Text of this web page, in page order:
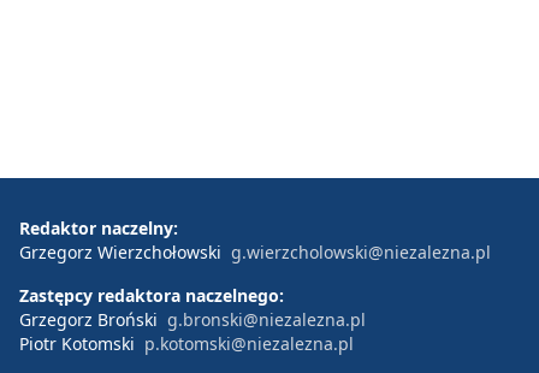
Redaktor naczelny:
Grzegorz Wierzchołowski g.wierzcholowski@niezalezna.pl
Zastępcy redaktora naczelnego:
Grzegorz Broński g.bronski@niezalezna.pl
Piotr Kotomski p.kotomski@niezalezna.pl